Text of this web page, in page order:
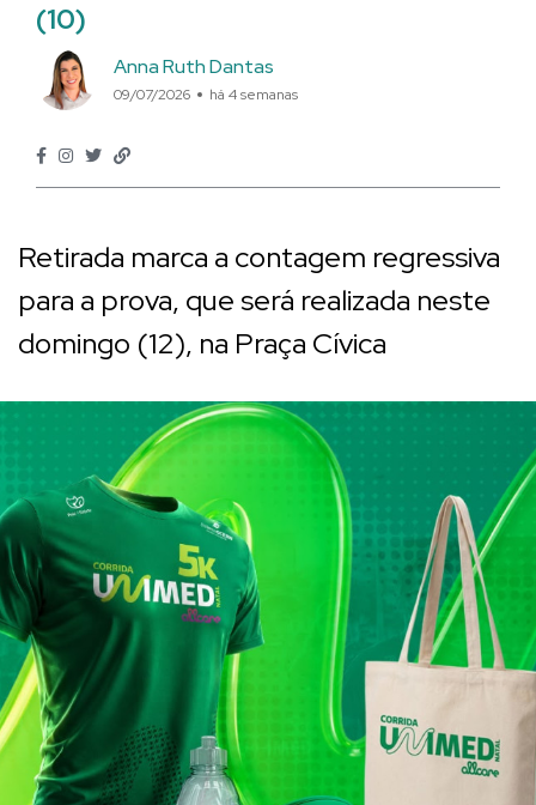
(10)
Anna Ruth Dantas
09/07/2026 há 4 semanas
Retirada marca a contagem regressiva
para a prova, que será realizada neste
domingo (12), na Praça Cívica